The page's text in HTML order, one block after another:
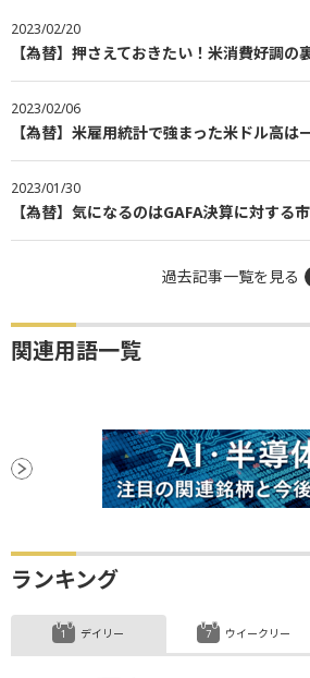
2023/02/20
【為替】押さえておきたい！米消費好調の
2023/02/06
【為替】米雇用統計で強まった米ドル高は
2023/01/30
【為替】気になるのはGAFA決算に対する
過去記事一覧を見る
関連用語一覧
ランキング
デイリー ウイークリー